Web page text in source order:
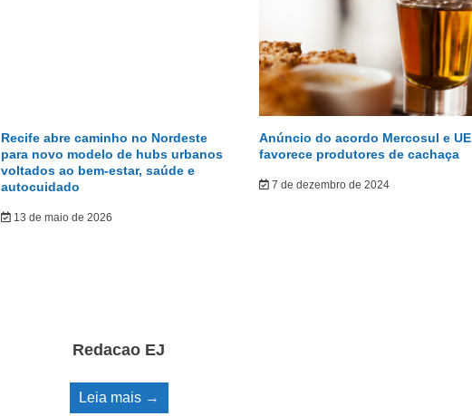
Recife abre caminho no Nordeste
para novo modelo de hubs urbanos
voltados ao bem-estar, saúde e
autocuidado
13 de maio de 2026
Anúncio do acordo Mercosul e UE
favorece produtores de cachaça
7 de dezembro de 2024
Redacao EJ
Leia mais →